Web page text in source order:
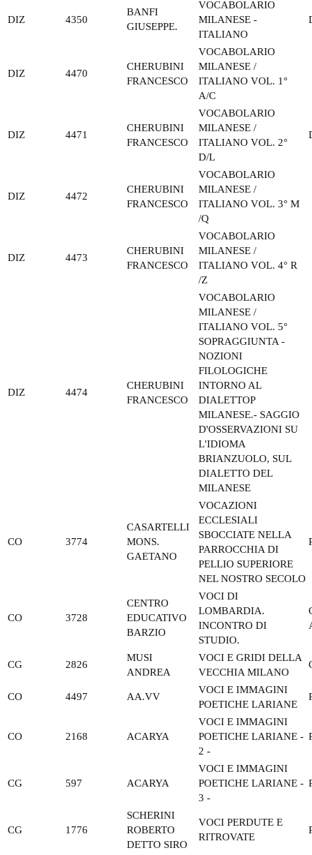
DIZ 4350
BANFI
GIUSEPPE.
VOCABOLARIO
MILANESE -
ITALIANO
DIZ 4470
CHERUBINI
FRANCESCO
VOCABOLARIO
MILANESE /
ITALIANO VOL. 1°
A/C
DIZ 4471
CHERUBINI
FRANCESCO
VOCABOLARIO
MILANESE /
ITALIANO VOL. 2°
D/L
DIZ 4472
CHERUBINI
FRANCESCO
VOCABOLARIO
MILANESE /
ITALIANO VOL. 3° M
/Q
DIZ 4473
CHERUBINI
FRANCESCO
VOCABOLARIO
MILANESE /
ITALIANO VOL. 4° R
/Z
DIZ 4474
CHERUBINI
FRANCESCO
VOCABOLARIO
MILANESE /
ITALIANO VOL. 5°
SOPRAGGIUNTA -
NOZIONI
FILOLOGICHE
INTORNO AL
DIALETTOP
MILANESE.- SAGGIO
D'OSSERVAZIONI SU
L'IDIOMA
BRIANZUOLO, SUL
DIALETTO DEL
MILANESE
CO 3774
CASARTELLI
MONS.
GAETANO
VOCAZIONI
ECCLESIALI
SBOCCIATE NELLA
PARROCCHIA DI
PELLIO SUPERIORE
NEL NOSTRO SECOLO
CO 3728
CENTRO
EDUCATIVO
BARZIO
VOCI DI
LOMBARDIA.
INCONTRO DI
STUDIO.
CG 2826
MUSI
ANDREA
VOCI E GRIDI DELLA
VECCHIA MILANO
CO 4497 AA.VV
VOCI E IMMAGINI
POETICHE LARIANE
CO 2168 ACARYA
VOCI E IMMAGINI
POETICHE LARIANE -
2 -
CG 597 ACARYA
VOCI E IMMAGINI
POETICHE LARIANE -
3 -
CG 1776
SCHERINI
ROBERTO
DETTO SIRO
VOCI PERDUTE E
RITROVATE